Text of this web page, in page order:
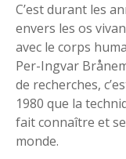
C’est durant les
envers les os
avec le corps
Per-Ingvar
de recherches,
1980 que la
fait connaître et
monde.